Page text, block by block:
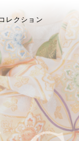
レクション